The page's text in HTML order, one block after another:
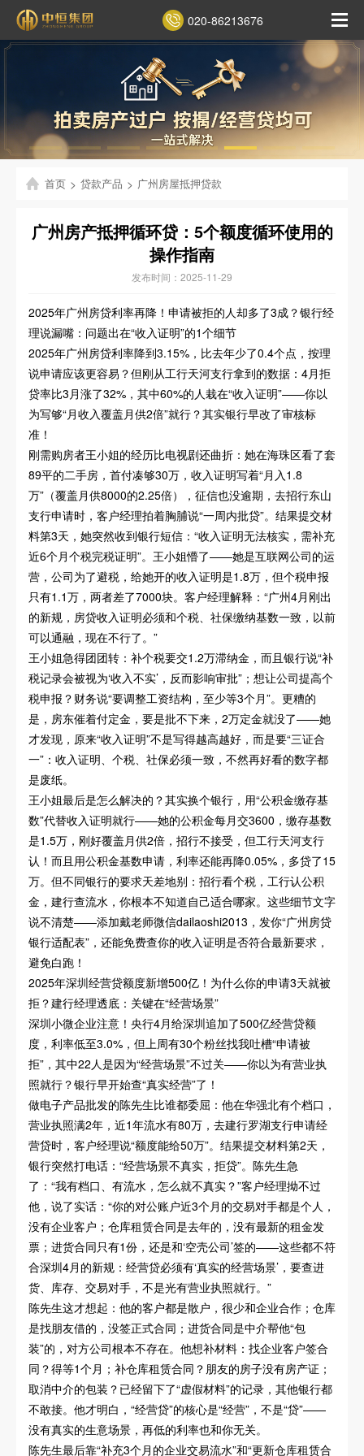
020-86213676
首页 > 贷款产品 > 广州房屋抵押贷款
广州房产抵押循环贷：5个额度循环使用的
操作指南
发布时间：2025-11-29
2025年广州房贷利率再降！申请被拒的人却多了3成？银行经
理说漏嘴：问题出在“收入证明”的1个细节
2025年广州房贷利率降到3.15%，比去年少了0.4个点，按理
说申请应该更容易？但刚从工行天河支行拿到的数据：4月拒
贷率比3月涨了32%，其中60%的人栽在“收入证明”——你以
为写够“月收入覆盖月供2倍”就行？其实银行早改了审核标
准！
刚需购房者王小姐的经历比电视剧还曲折：她在海珠区看了套
89平的二手房，首付凑够30万，收入证明写着“月入1.8
万”（覆盖月供8000的2.25倍），征信也没逾期，去招行东山
支行申请时，客户经理拍着胸脯说“一周内批贷”。结果提交材
料第3天，她突然收到银行短信：“收入证明无法核实，需补充
近6个月个税完税证明”。王小姐懵了——她是互联网公司的运
营，公司为了避税，给她开的收入证明是1.8万，但个税申报
只有1.1万，两者差了7000块。客户经理解释：“广州4月刚出
的新规，房贷收入证明必须和个税、社保缴纳基数一致，以前
可以通融，现在不行了。”
王小姐急得团团转：补个税要交1.2万滞纳金，而且银行说“补
税记录会被视为‘收入不实’，反而影响审批”；想让公司提高个
税申报？财务说“要调整工资结构，至少等3个月”。更糟的
是，房东催着付定金，要是批不下来，2万定金就没了——她
才发现，原来“收入证明”不是写得越高越好，而是要“三证合
一”：收入证明、个税、社保必须一致，不然再好看的数字都
是废纸。
王小姐最后是怎么解决的？其实换个银行，用“公积金缴存基
数”代替收入证明就行——她的公积金每月交3600，缴存基数
是1.5万，刚好覆盖月供2倍，招行不接受，但工行天河支行
认！而且用公积金基数申请，利率还能再降0.05%，多贷了15
万。但不同银行的要求天差地别：招行看个税，工行认公积
金，建行查流水，你根本不知道自己适合哪家。这些细节文字
说不清楚——添加戴老师微信dailaoshi2013，发你“广州房贷
银行适配表”，还能免费查你的收入证明是否符合最新要求，
避免白跑！
2025年深圳经营贷额度新增500亿！为什么你的申请3天就被
拒？建行经理透底：关键在“经营场景”
深圳小微企业注意！央行4月给深圳追加了500亿经营贷额
度，利率低至3.0%，但上周有30个粉丝找我吐槽“申请被
拒”，其中22人是因为“经营场景”不过关——你以为有营业执
照就行？银行早开始查“真实经营”了！
做电子产品批发的陈先生比谁都委屈：他在华强北有个档口，
营业执照满2年，近1年流水有80万，去建行罗湖支行申请经
营贷时，客户经理说“额度能给50万”。结果提交材料第2天，
银行突然打电话：“经营场景不真实，拒贷”。陈先生急
了：“我有档口、有流水，怎么就不真实？”客户经理拗不过
他，说了实话：“你的对公账户近3个月的交易对手都是个人，
没有企业客户；仓库租赁合同是去年的，没有最新的租金发
票；进货合同只有1份，还是和‘空壳公司’签的——这些都不符
合深圳4月的新规：经营贷必须有‘真实的经营场景’，要查进
货、库存、交易对手，不是光有营业执照就行。”
陈先生这才想起：他的客户都是散户，很少和企业合作；仓库
是找朋友借的，没签正式合同；进货合同是中介帮他“包
装”的，对方公司根本不存在。他想补材料：找企业客户签合
同？得等1个月；补仓库租赁合同？朋友的房子没有房产证；
取消中介的包装？已经留下了“虚假材料”的记录，其他银行都
不敢接。他才明白，“经营贷”的核心是“经营”，不是“贷”——
没有真实的生意场景，再低的利率也和你无关。
陈先生最后靠“补充3个月的企业交易流水”和“更新仓库租赁合